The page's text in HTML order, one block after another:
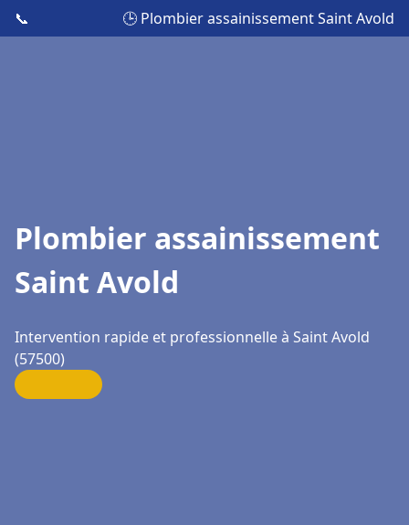
📞 🕒 Plombier assainissement Saint Avold
Plombier assainissement
Saint Avold
Intervention rapide et professionnelle à Saint Avold
(57500)